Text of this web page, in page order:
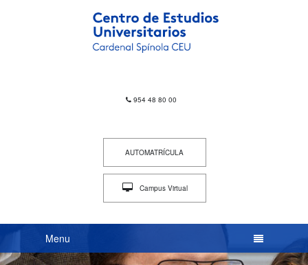
954 48 80 00
AUTOMATRÍCULA
Campus Virtual
Menu